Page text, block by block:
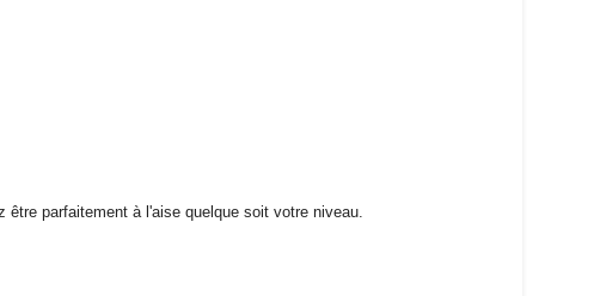
parfaitement à l'aise quelque soit votre niveau.